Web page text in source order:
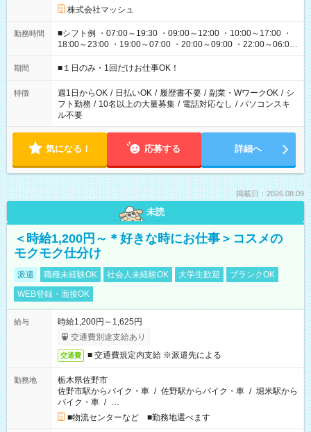
株式会社マッシュ
勤務時間
■シフト例 ・07:00～19:30 ・09:00～12:00 ・10:00～17:00 ・
18:00～23:00 ・19:00～07:00 ・20:00～09:00 ・22:00～06:00
etc ★最短で3時間で5,120円のお仕事から 15時間で2万円近く稼
げるお仕事も！ ご希望のお時間に合わせてご紹介！ ※シフトは
ください！
期間 ■１日のみ・1回だけお仕事OK！
特徴 週1日からOK / 日払いOK / 履歴書不要 / 副業・WワークOK / シ
フト勤務 / 10名以上の大量募集 / 電話対応なし / パソコンスキ
ル不要
気になる！ 応募する 詳細へ
掲載日：2026.08.09
未読
＜時給1,200円～＊好きな時にお仕事＞コスメの
モクモク仕分け
派遣 職種未経験OK 社会人未経験OK 大学生歓迎
ブランクOK
WEB登録・面接OK
給与
時給1,200円～1,625円
交通費別途支給あり
交通費 ■ 交通費規定内支給 ※派遣先による
勤務地
栃木県佐野市
佐野市駅からバイク・車 / 佐野駅からバイク・車 / 堀米駅から
バイク・車 / …
■物流センターなど ■勤務地選べます